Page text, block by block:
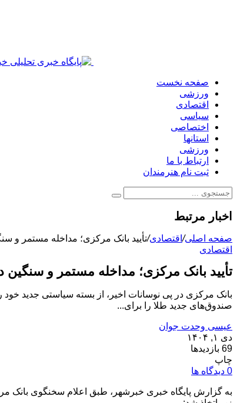
صفحه نخست
ورزشی
اقتصادی
سیاسی
اختصاصی
استانها
ورزشی
ارتباط با ما
ثبت نام هنرمندان
اخبار مرتبط
صفحه اصلی/اقتصادی/تأیید بانک مرکزی؛ مداخله مستمر و
اقتصادی
تأیید بانک مرکزی؛ مداخله مستمر و سنگین
بانک مرکزی در پی نوسانات اخیر، از بسته سیاستی جدید
صندوق‌های جدید طلا را برای...
عیسی وحدت جوان
دی ۱, ۱۴۰۴
69 بازدیدها
چاپ
0 دیدگاه ها
به گزارش پایگاه خبری خبرشهر، طبق اعلام سخنگوی بانک